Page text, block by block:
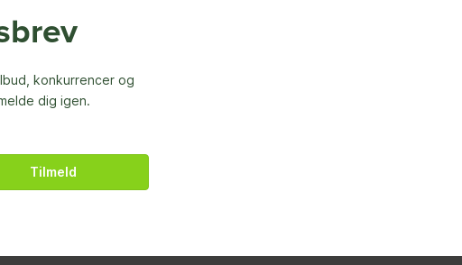
konkurrencer og
dig igen.
Tilmeld